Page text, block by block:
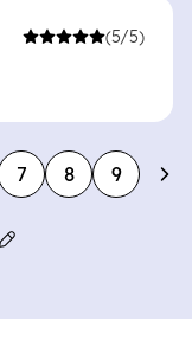
(5/5)
7 8 9